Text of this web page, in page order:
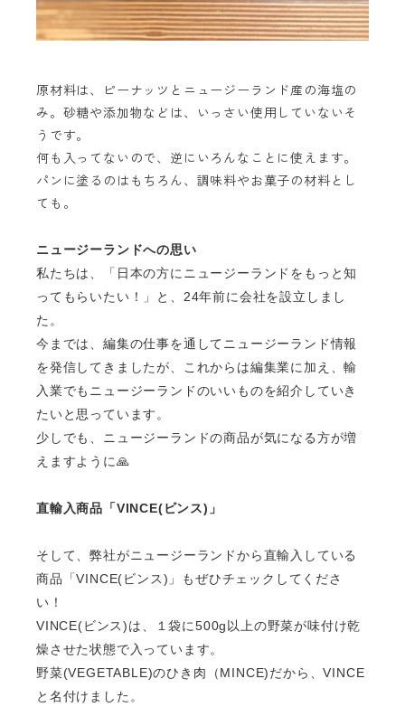
原材料は、ピーナッツとニュージーランド産の海塩の
み。砂糖や添加物などは、いっさい使用していないそ
うです。
何も入ってないので、逆にいろんなことに使えます。
パンに塗るのはもちろん、調味料やお菓子の材料とし
ても。
ニュージーランドへの思い
私たちは、「日本の方にニュージーランドをもっと知
ってもらいたい！」と、 24年前に会社を設立しまし
た。
今までは、編集の仕事を通してニュージーランド情報
を発信してきましたが、これからは編集業に加え、輸
入業でもニュージーランドのいいものを紹介していき
たいと思っています。
少しでも、ニュージーランドの商品が気になる方が増
えますように 🙏
直輸入商品「VINCE(ビンス) 」
そして、弊社がニュージーランドから直輸入している
商品「VINCE(ビンス) 」もぜひチェックしてくださ
い！
VINCE(ビンス)は、１袋に500g 以上の野菜が味付け乾
燥させた状態で入っています。
野菜(VEGETABLE)のひき肉（MINCE)だから、VINCE
と名付けました。